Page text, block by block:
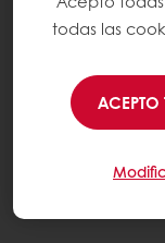
todas las